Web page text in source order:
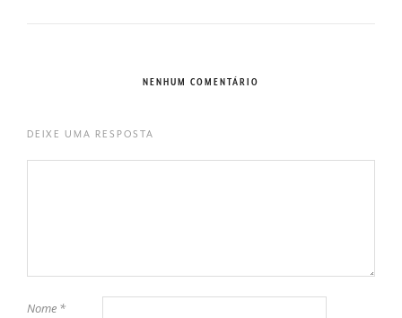
NENHUM COMENTÁRIO
DEIXE UMA RESPOSTA
Nome *